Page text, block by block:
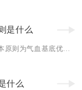
是什么
什么